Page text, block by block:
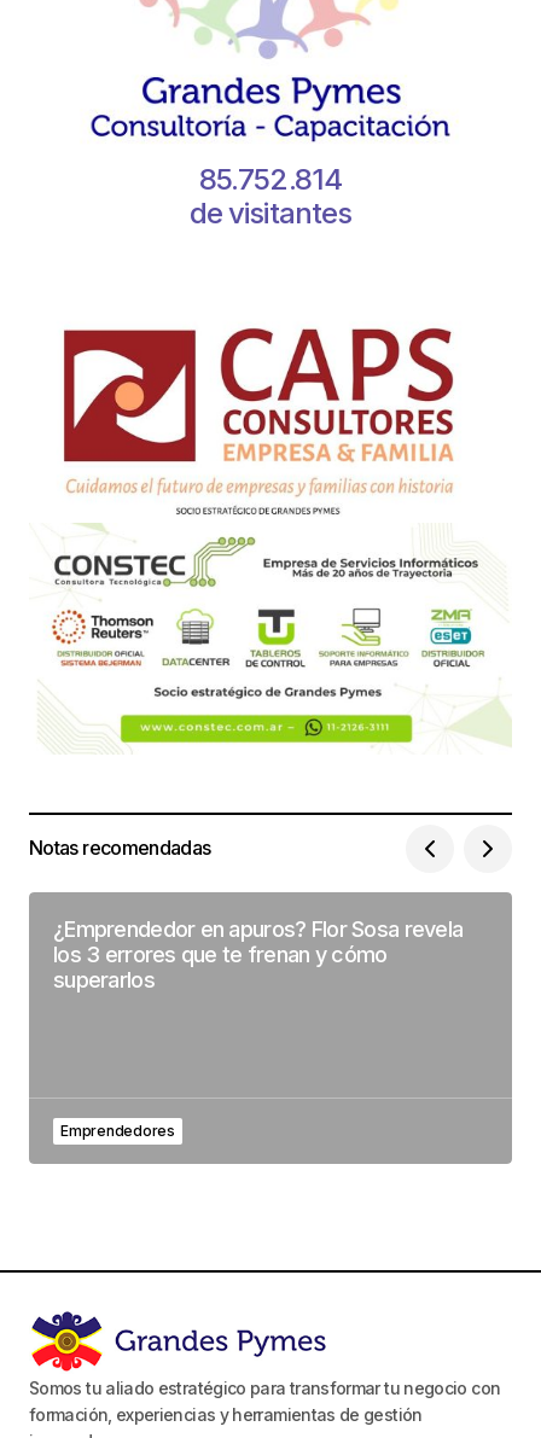
85.752.814
de visitantes
Notas recomendadas
¿Emprendedor en apuros? Flor Sosa revela
los 3 errores que te frenan y cómo
superarlos
Emprendedores
Somos tu aliado estratégico para transformar tu negocio con
formación, experiencias y herramientas de gestión